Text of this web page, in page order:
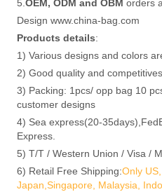
5. OEM, ODM and OBM orders
Design www.china-bag.com
Products details:
1) Various designs and colors
2) Good quality and
3) Packing: 1pcs/ opp bag 10
customer designs
4) Sea express(20-
Express.
5) T/T / Western Union / Visa /
6) Retail Free Shipping:Only
Japan,Singapore, Malaysia,